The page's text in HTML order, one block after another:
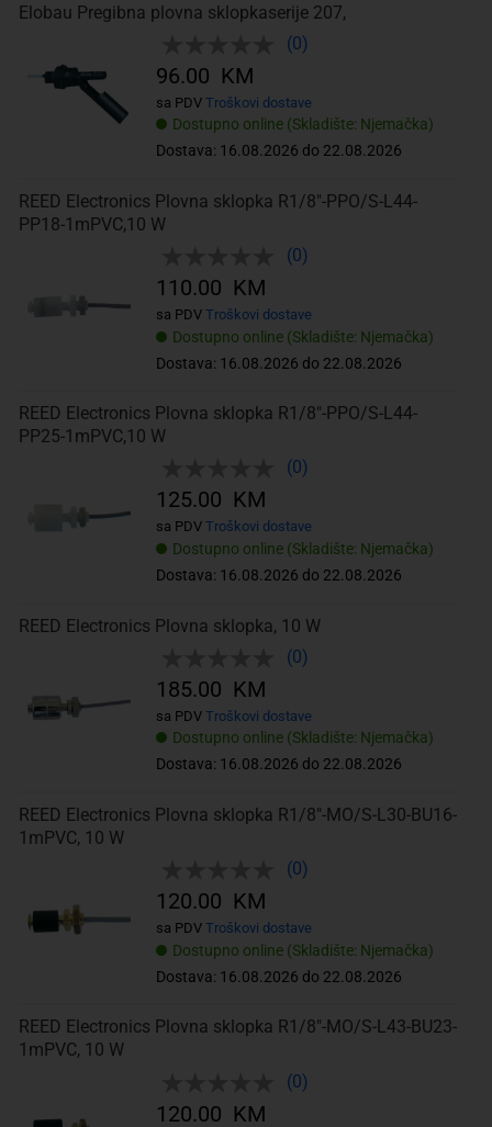
Elobau Pregibna plovna sklopkaserije 207,
(0)
Dostupno online (Skladište: Njemačka)
Dostava: 16.08.2026 do 22.08.2026
96.00 KM
sa PDV Troškovi dostave
REED Electronics Plovna sklopka R1/8"-PPO/S-L44-
PP18-1mPVC,10 W
(0)
Dostupno online (Skladište: Njemačka)
Dostava: 16.08.2026 do 22.08.2026
110.00 KM
sa PDV Troškovi dostave
REED Electronics Plovna sklopka R1/8"-PPO/S-L44-
PP25-1mPVC,10 W
(0)
Dostupno online (Skladište: Njemačka)
Dostava: 16.08.2026 do 22.08.2026
125.00 KM
sa PDV Troškovi dostave
REED Electronics Plovna sklopka, 10 W
(0)
Dostupno online (Skladište: Njemačka)
Dostava: 16.08.2026 do 22.08.2026
185.00 KM
sa PDV Troškovi dostave
REED Electronics Plovna sklopka R1/8"-MO/S-L30-BU16-
1mPVC, 10 W
(0)
Dostupno online (Skladište: Njemačka)
Dostava: 16.08.2026 do 22.08.2026
120.00 KM
sa PDV Troškovi dostave
REED Electronics Plovna sklopka R1/8"-MO/S-L43-BU23-
1mPVC, 10 W
(0)
120.00 KM